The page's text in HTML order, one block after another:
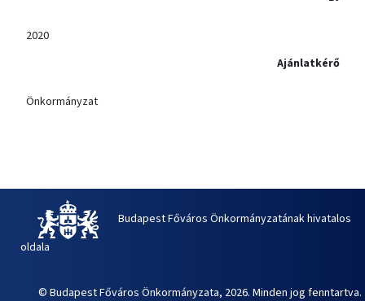
2020
Ajánlatkérő
Önkormányzat
Budapest Főváros Önkormányzatának hivatalos
oldala
© Budapest Főváros Önkormányzata, 2026. Minden jog fenntartva.